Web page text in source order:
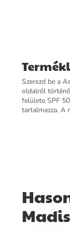
Szerezd be a
oldalról
felülete SPF
tartalmazza. A